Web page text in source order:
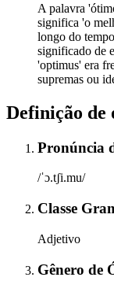
A palavra
significa 'o
longo do
significado de
'optimus' era
supremas ou
Definição de
Pronúncia
/ˈɔ.tʃi.mu/
Classe
Adjetivo
Gênero de